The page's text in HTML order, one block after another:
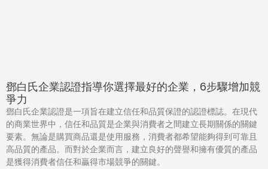
鄧白氏企業認證指導你選擇最好的企業，6步驟增加競
爭力
鄧白氏企業認證是一項旨在建立信任和品質保證的認證標誌。在現代
的商業世界中，信任和品質是企業與消費者之間建立長期關係的關鍵
要素。無論是購買商品還是使用服務，消費者都希望能夠得到可靠且
高品質的產品。而對於企業而言，建立良好的聲譽和擁有優質的產品
是獲得消費者信任和贏得市場競爭的關鍵。